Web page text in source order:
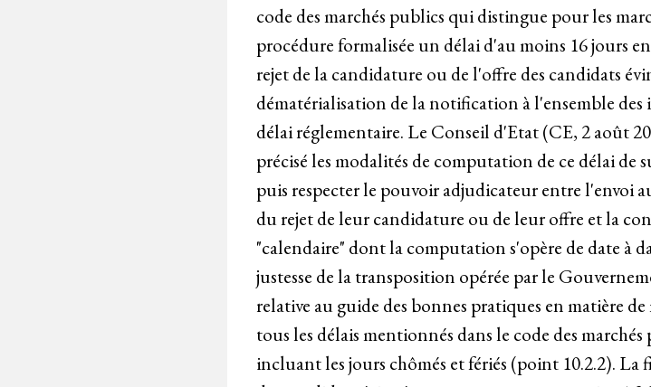
code des marchés publics qui distingue pour les
procédure formalisée un délai d'au moins 16 jours
rejet de la candidature ou de l'offre des candidats
dématérialisation de la notification à l'ensemble des
délai réglementaire. Le Conseil d'Etat (CE, 2 août
précisé les modalités de computation de ce délai de
puis respecter le pouvoir adjudicateur entre l'envoi
du rejet de leur candidature ou de leur offre et la
"calendaire" dont la computation s'opère de date à
justesse de la transposition opérée par le
relative au guide des bonnes pratiques en matière
tous les délais mentionnés dans le code des
incluant les jours chômés et fériés (point 10.2.2).